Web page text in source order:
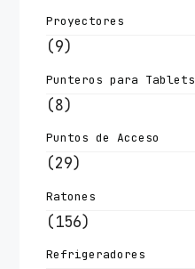
Proyectores
(9)
Punteros para Tablets
(8)
Puntos de Acceso
(29)
Ratones
(156)
Refrigeradores